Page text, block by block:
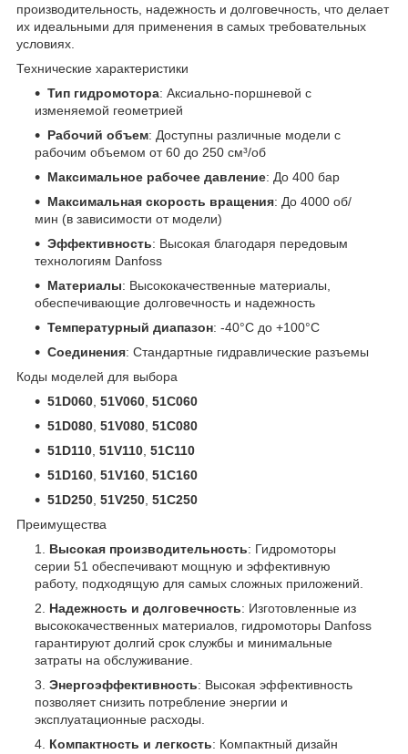
производительность, надежность и долговечность, что делает
их идеальными для применения в самых требовательных
условиях.
Технические характеристики
Тип гидромотора: Аксиально-поршневой с
изменяемой геометрией
Рабочий объем: Доступны различные модели с
рабочим объемом от 60 до 250 см³/об
Максимальное рабочее давление: До 400 бар
Максимальная скорость вращения: До 4000 об/
мин (в зависимости от модели)
Эффективность: Высокая благодаря передовым
технологиям Danfoss
Материалы: Высококачественные материалы,
обеспечивающие долговечность и надежность
Температурный диапазон: -40°C до +100°C
Соединения: Стандартные гидравлические разъемы
Коды моделей для выбора
51D060 51V060 51C060
51D080 51V080 51C080
51D110 51V110 51C110
51D160 51V160 51C160
51D250 51V250 51C250
Преимущества
Высокая производительность: Гидромоторы
серии 51 обеспечивают мощную и эффективную
работу, подходящую для самых сложных приложений.
Надежность и долговечность: Изготовленные из
высококачественных материалов, гидромоторы Danfoss
гарантируют долгий срок службы и минимальные
затраты на обслуживание.
Энергоэффективность: Высокая эффективность
позволяет снизить потребление энергии и
эксплуатационные расходы.
Компактность и легкость: Компактный дизайн